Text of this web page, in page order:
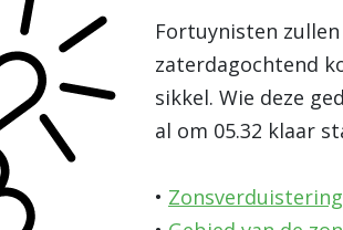
Fortuynisten
zaterdagochtend
sikkel. Wie deze
al om 05.32 klaar
•